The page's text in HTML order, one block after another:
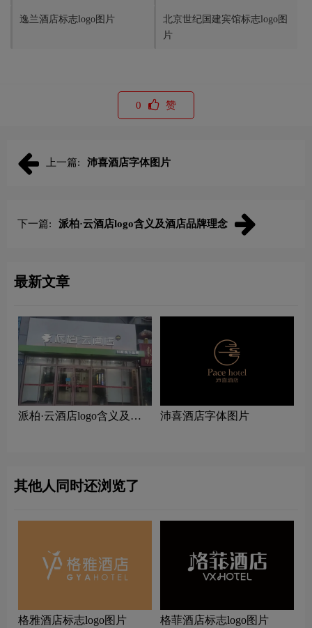
逸兰酒店标志logo图片
北京世纪国建宾馆标志logo图
片
0 赞
上一篇: 沛喜酒店字体图片
下一篇: 派柏·云酒店logo含义及酒店品牌理念
最新文章
派柏·云酒店logo含义及酒
沛喜酒店字体图片
其他人同时还浏览了
格雅酒店标志logo图片 格菲酒店标志logo图片